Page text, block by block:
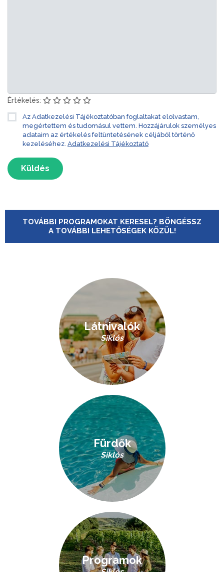
Értékelés:
Az Adatkezelési Tájékoztatóban foglaltakat elolvastam,
megértettem és tudomásul vettem. Hozzájárulok személyes
adataim az értékelés feltüntetésének céljából történő
kezeléséhez. Adatkezelési Tájékoztató
Küldés
TOVÁBBI PROGRAMOKAT KERESEL? BÖNGÉSSZ
A TOVÁBBI LEHETŐSÉGEK KÖZÜL!
Látnivalók
Siklós
Fürdők
Siklós
Programok